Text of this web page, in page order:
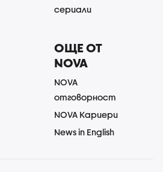
сериали
ОЩЕ ОТ
NOVA
NOVA
отговорност
NOVA Кариери
News in English